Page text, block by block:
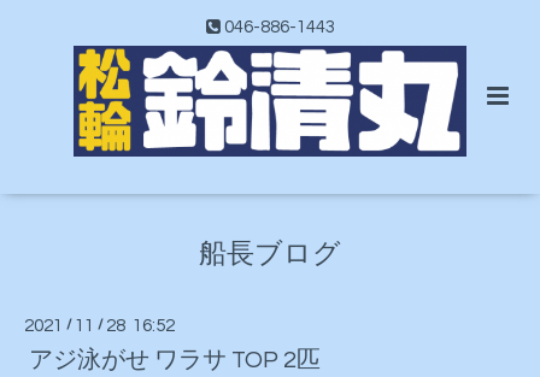
046-886-1443
船長ブログ
2021 / 11 / 28 16:52
アジ泳がせ ワラサ TOP 2匹